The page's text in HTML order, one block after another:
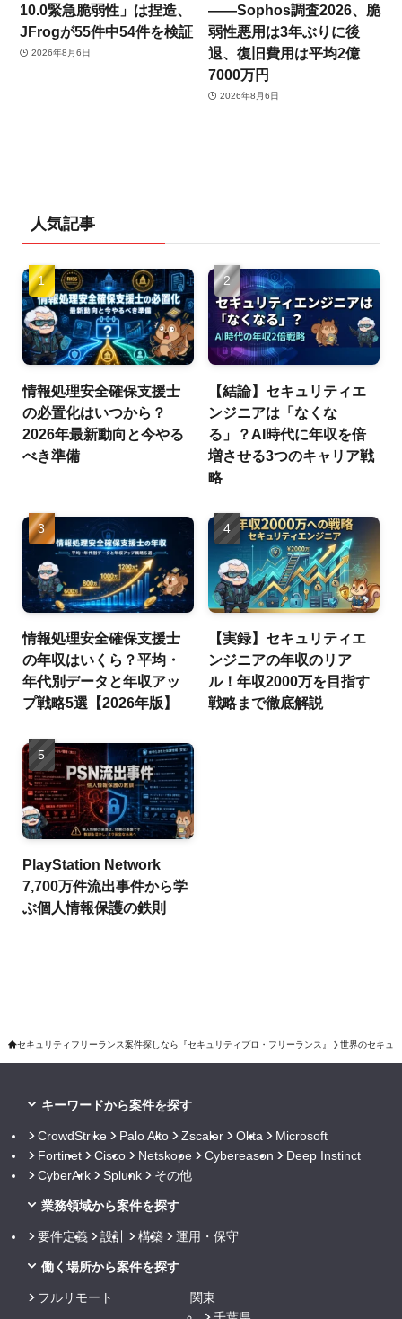
10.0緊急脆弱性」は捏造、
JFrogが55件中54件を検証
2026年8月6日
——Sophos調査2026、脆
弱性悪用は3年ぶりに後
退、復旧費用は平均2億
7000万円
2026年8月6日
人気記事
情報処理安全確保支援士
の必置化はいつから？
2026年最新動向と今やる
べき準備
【結論】セキュリティエ
ンジニアは「なくな
る」？AI時代に年収を倍
増させる3つのキャリア戦
略
情報処理安全確保支援士
の年収はいくら？平均・
年代別データと年収アッ
プ戦略5選【2026年版】
【実録】セキュリティエ
ンジニアの年収のリア
ル！年収2000万を目指す
戦略まで徹底解説
PlayStation Network
7,700万件流出事件から学
ぶ個人情報保護の鉄則
セキュリティフリーランス案件探しなら『セキュリティプロ・フリーランス』 世界のセキュ
キーワードから案件を探す
CrowdStrike Palo Alto Zscaler Okta
Microsoft
Fortinet
Cisco Netskope Cybereason
Deep Instinct
CyberArk
Splunk その他
業務領域から案件を探す
要件定義 設計 構築 運用・保守
働く場所から案件を探す
フルリモート
関東